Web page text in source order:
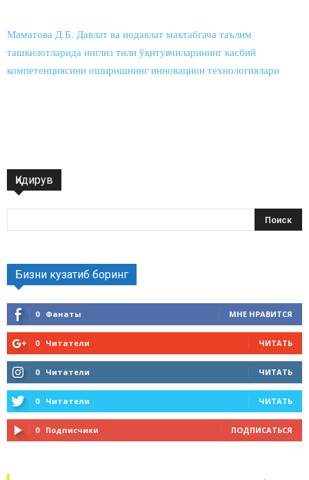
Маматова Д.Б. Давлат ва нодавлат мактабгача таълим
ташкилотларида инглиз тили ўқитувчиларининг касбий
компетенциясини оширишнинг инновацион технологиялари
Қидирув
Бизни кузатиб боринг
0 Фанаты МНЕ НРАВИТСЯ
0 Читатели ЧИТАТЬ
0 Читатели ЧИТАТЬ
0 Читатели ЧИТАТЬ
0 Подписчики ПОДПИСАТЬСЯ